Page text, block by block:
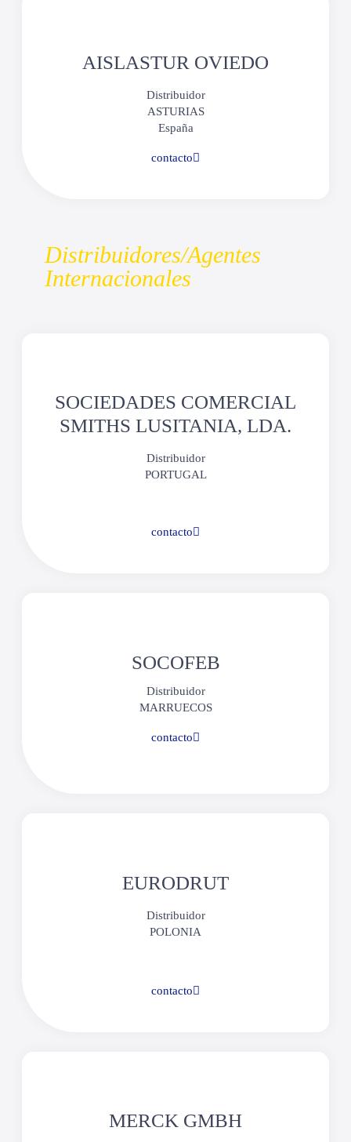
AISLASTUR OVIEDO
Distribuidor
ASTURIAS
España
contacto
Distribuidores/Agentes
Internacionales
SOCIEDADES COMERCIAL
SMITHS LUSITANIA, LDA.
Distribuidor
PORTUGAL
contacto
SOCOFEB
Distribuidor
MARRUECOS
contacto
EURODRUT
Distribuidor
POLONIA
contacto
MERCK GMBH